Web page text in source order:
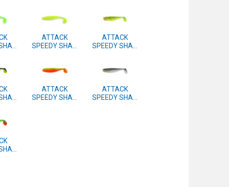
ATTACK
SPEEDY SHAD
ATTACK
SPEEDY SHAD
ATTACK
SPEEDY SHAD
ATTACK
SPEEDY SHAD